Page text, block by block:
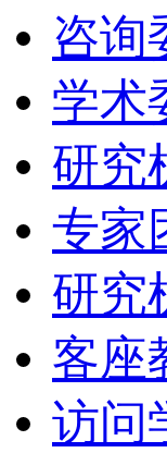
咨询
学术
研究
专家
研究
客座
访问